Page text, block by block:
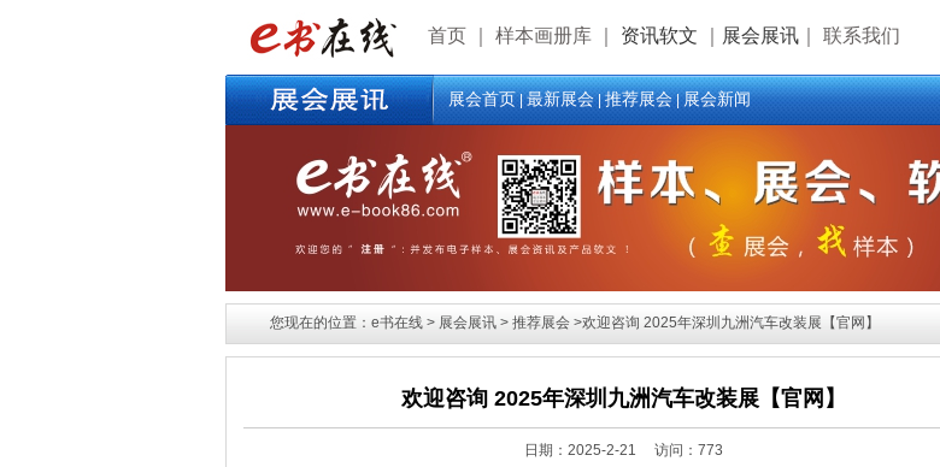
首页 样本画册库 资讯软文 展会展讯 联系我们
展会首页|最新展会|推荐展会|展会新闻
您现在的位置：e书在线 > 展会展讯 > 推荐展会 >欢迎咨询 2025年深圳九洲汽车改装展【官网】
欢迎咨询 2025年深圳九洲汽车改装展【官网】
日期： 2025-2-21 访问：773